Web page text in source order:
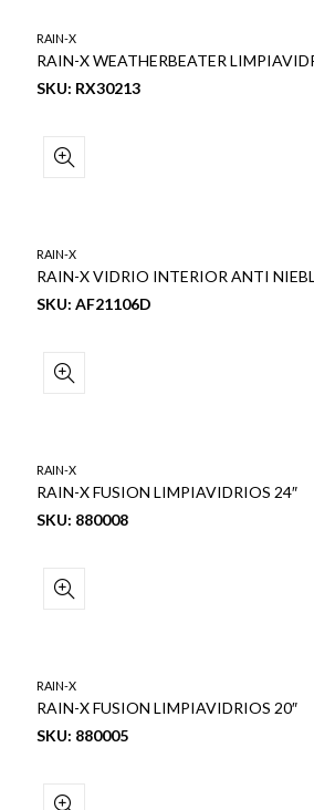
RAIN-X
SKU: RX30213
RAIN-X
SKU: AF21106D
RAIN-X
RAIN-X FUSION LIMPIAVIDRIOS 24″
SKU: 880008
RAIN-X
RAIN-X FUSION LIMPIAVIDRIOS 20″
SKU: 880005